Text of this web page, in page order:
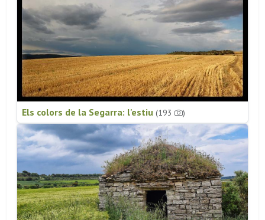
Els colors de la Segarra: l'estiu (193 )